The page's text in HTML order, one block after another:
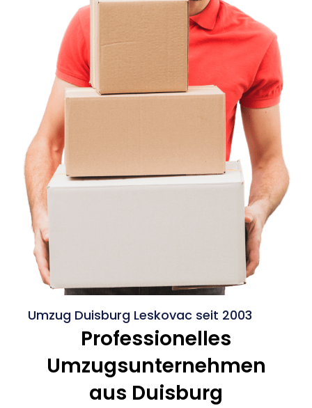
Umzug Duisburg Leskovac seit 2003
Professionelles
Umzugsunternehmen
aus Duisburg